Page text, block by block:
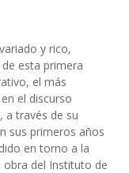
y rico,
esta primera
el más
el discurso
a través de su
sus primeros años
en torno a la
obra del Instituto de